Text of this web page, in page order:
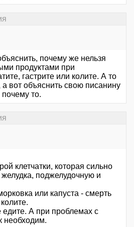
почему же нельзя
продуктами при
гастрите или колите. А то
а вот объяснить свою писанину
почему то.
клетчатки, которая сильно
желудка, поджелудочную и
или капуста - смерть
А при проблемах с
необходим.